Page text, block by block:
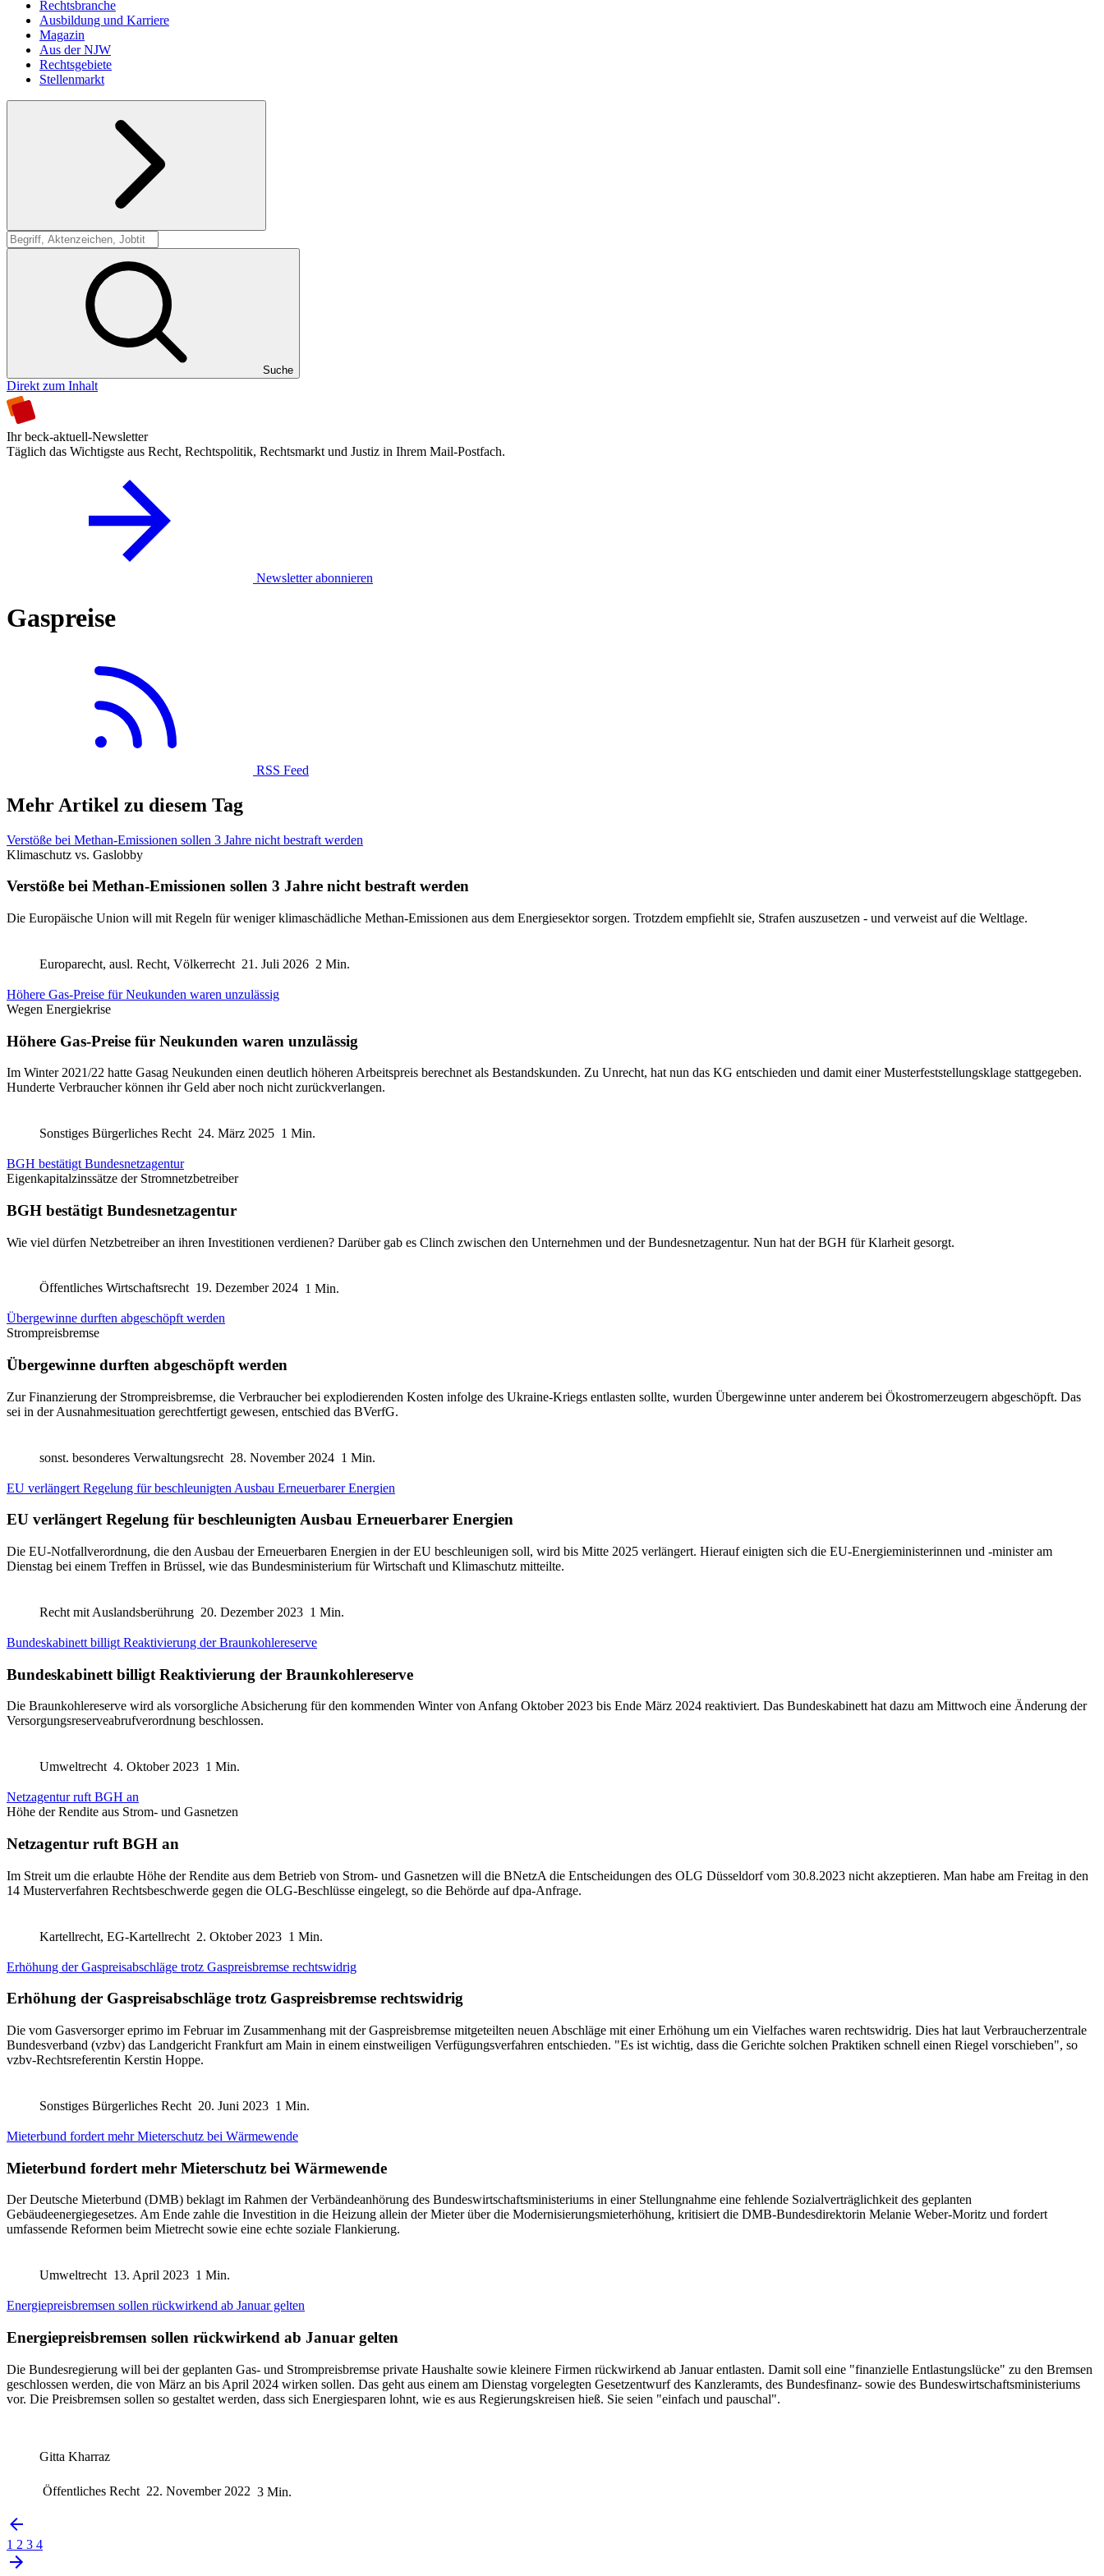
Rechtsbranche
Ausbildung und Karriere
Magazin
Aus der NJW
Rechtsgebiete
Stellenmarkt
Suche
Suche
Direkt zum Inhalt
Ihr beck-aktuell-Newsletter
Täglich das Wichtigste aus Recht, Rechtspolitik, Rechtsmarkt und Justiz in Ihrem Mail-Postfach.
Newsletter abonnieren
Gaspreise
RSS Feed
Mehr Artikel zu diesem Tag
Verstöße bei Methan-Emissionen sollen 3 Jahre nicht bestraft werden
Klimaschutz vs. Gaslobby
Verstöße bei Methan-Emissionen sollen 3 Jahre nicht bestraft werden
Die Europäische Union will mit Regeln für weniger klimaschädliche Methan-Emissionen aus dem Energiesektor sorgen. Trotzdem empfiehlt sie, Strafen auszusetzen - und verweist auf die Weltlage.
Europarecht, ausl. Recht, Völkerrecht 21. Juli 2026 2 Min.
Höhere Gas-Preise für Neukunden waren unzulässig
Wegen Energiekrise
Höhere Gas-Preise für Neukunden waren unzulässig
Im Winter 2021/22 hatte Gasag Neukunden einen deutlich höheren Arbeitspreis berechnet als Bestandskunden. Zu Unrecht, hat nun das KG entschieden und damit einer Musterfeststellungsklage stattgegeben.
Hunderte Verbraucher können ihr Geld aber noch nicht zurückverlangen.
Sonstiges Bürgerliches Recht 24. März 2025 1 Min.
BGH bestätigt Bundesnetzagentur
Eigenkapitalzinssätze der Stromnetzbetreiber
BGH bestätigt Bundesnetzagentur
Wie viel dürfen Netzbetreiber an ihren Investitionen verdienen? Darüber gab es Clinch zwischen den Unternehmen und der Bundesnetzagentur. Nun hat der BGH für Klarheit gesorgt.
Öffentliches Wirtschaftsrecht 19. Dezember 2024 1 Min.
Übergewinne durften abgeschöpft werden
Strompreisbremse
Übergewinne durften abgeschöpft werden
Zur Finanzierung der Strompreisbremse, die Verbraucher bei explodierenden Kosten infolge des Ukraine-Kriegs entlasten sollte, wurden Übergewinne unter anderem bei Ökostromerzeugern abgeschöpft. Das
sei in der Ausnahmesituation gerechtfertigt gewesen, entschied das BVerfG.
sonst. besonderes Verwaltungsrecht 28. November 2024 1 Min.
EU verlängert Regelung für beschleunigten Ausbau Erneuerbarer Energien
EU verlängert Regelung für beschleunigten Ausbau Erneuerbarer Energien
Die EU-Notfallverordnung, die den Ausbau der Erneuerbaren Energien in der EU beschleunigen soll, wird bis Mitte 2025 verlängert. Hierauf einigten sich die EU-Energieministerinnen und -minister am
Dienstag bei einem Treffen in Brüssel, wie das Bundesministerium für Wirtschaft und Klimaschutz mitteilte.
Recht mit Auslandsberührung 20. Dezember 2023 1 Min.
Bundeskabinett billigt Reaktivierung der Braunkohlereserve
Bundeskabinett billigt Reaktivierung der Braunkohlereserve
Die Braunkohlereserve wird als vorsorgliche Absicherung für den kommenden Winter von Anfang Oktober 2023 bis Ende März 2024 reaktiviert. Das Bundeskabinett hat dazu am Mittwoch eine Änderung der
Versorgungsreserveabrufverordnung beschlossen.
Umweltrecht 4. Oktober 2023 1 Min.
Netzagentur ruft BGH an
Höhe der Rendite aus Strom- und Gasnetzen
Netzagentur ruft BGH an
Im Streit um die erlaubte Höhe der Rendite aus dem Betrieb von Strom- und Gasnetzen will die BNetzA die Entscheidungen des OLG Düsseldorf vom 30.8.2023 nicht akzeptieren. Man habe am Freitag in den
14 Musterverfahren Rechtsbeschwerde gegen die OLG-Beschlüsse eingelegt, so die Behörde auf dpa-Anfrage.
Kartellrecht, EG-Kartellrecht 2. Oktober 2023 1 Min.
Erhöhung der Gaspreisabschläge trotz Gaspreisbremse rechtswidrig
Erhöhung der Gaspreisabschläge trotz Gaspreisbremse rechtswidrig
Die vom Gasversorger eprimo im Februar im Zusammenhang mit der Gaspreisbremse mitgeteilten neuen Abschläge mit einer Erhöhung um ein Vielfaches waren rechtswidrig. Dies hat laut Verbraucherzentrale
Bundesverband (vzbv) das Landgericht Frankfurt am Main in einem einstweiligen Verfügungsverfahren entschieden. "Es ist wichtig, dass die Gerichte solchen Praktiken schnell einen Riegel vorschieben", so
vzbv-Rechtsreferentin Kerstin Hoppe.
Sonstiges Bürgerliches Recht 20. Juni 2023 1 Min.
Mieterbund fordert mehr Mieterschutz bei Wärmewende
Mieterbund fordert mehr Mieterschutz bei Wärmewende
Der Deutsche Mieterbund (DMB) beklagt im Rahmen der Verbändeanhörung des Bundeswirtschaftsministeriums in einer Stellungnahme eine fehlende Sozialverträglichkeit des geplanten
Gebäudeenergiegesetzes. Am Ende zahle die Investition in die Heizung allein der Mieter über die Modernisierungsmieterhöhung, kritisiert die DMB-Bundesdirektorin Melanie Weber-Moritz und fordert
umfassende Reformen beim Mietrecht sowie eine echte soziale Flankierung.
Umweltrecht 13. April 2023 1 Min.
Energiepreisbremsen sollen rückwirkend ab Januar gelten
Energiepreisbremsen sollen rückwirkend ab Januar gelten
Die Bundesregierung will bei der geplanten Gas- und Strompreisbremse private Haushalte sowie kleinere Firmen rückwirkend ab Januar entlasten. Damit soll eine "finanzielle Entlastungslücke" zu den Bremsen
geschlossen werden, die von März an bis April 2024 wirken sollen. Das geht aus einem am Dienstag vorgelegten Gesetzentwurf des Kanzleramts, des Bundesfinanz- sowie des Bundeswirtschaftsministeriums
vor. Die Preisbremsen sollen so gestaltet werden, dass sich Energiesparen lohnt, wie es aus Regierungskreisen hieß. Sie seien "einfach und pauschal".
Gitta Kharraz
Öffentliches Recht 22. November 2022 3 Min.
1 2 3 4